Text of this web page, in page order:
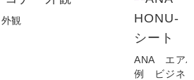
観
ANA エア
例 ビジネ